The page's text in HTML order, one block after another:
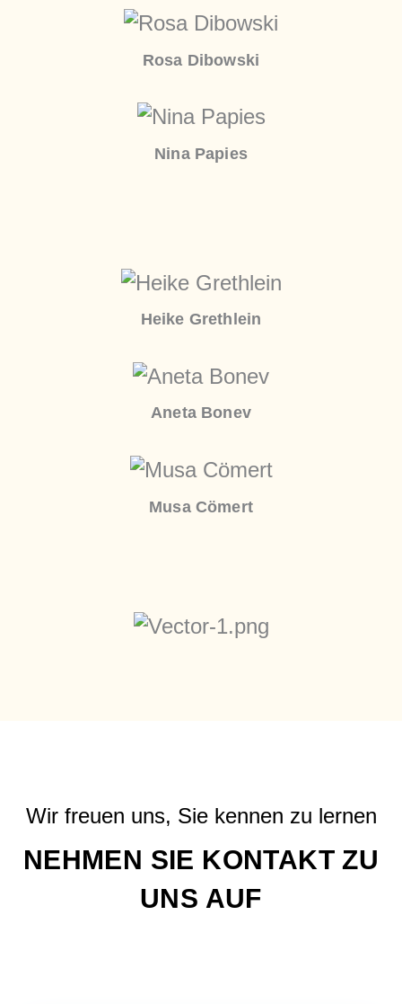
Rosa Dibowski
Nina Papies
Heike Grethlein
Aneta Bonev
Musa Cömert
Wir freuen uns, Sie kennen zu lernen
NEHMEN SIE KONTAKT ZU
UNS AUF